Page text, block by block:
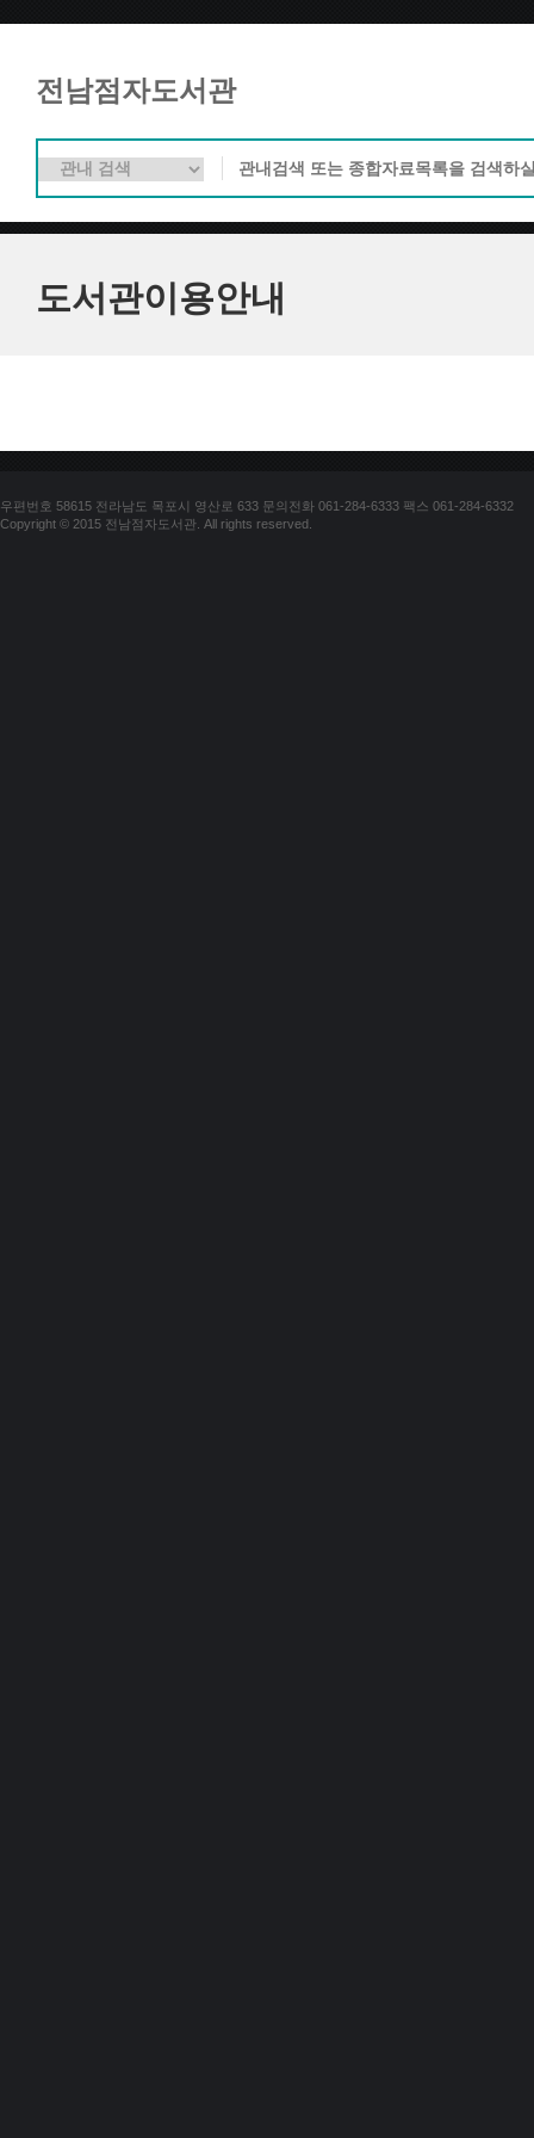
전남점자도서관
도서관이용안내
우편번호 58615 전라남도 목포시 영산로 633 문의전화 061-284-6333 팩스 061-284-6332
Copyright © 2015 전남점자도서관. All rights reserved.